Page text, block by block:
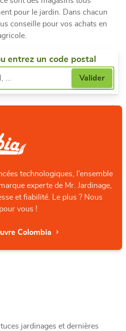
pour le jardin. Dans chacun
conseille pour vos achats en
entrez un code postal
technologiques, l’ensemble
experte de Mr. Jardinage,
et fiabilité. Le plus ? Nous
vous !
Colombia
jardinages et dernières